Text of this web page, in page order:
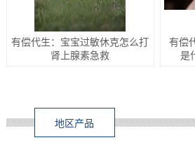
有偿代生：宝宝过敏休克怎么打
肾上腺素急救
有偿
是
地区产品